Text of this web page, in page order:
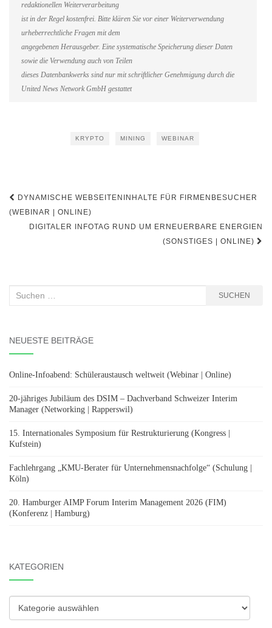
redaktionellen Weiterverarbeitung
ist in der Regel kostenfrei. Bitte klären Sie vor einer Weiterverwendung
urheberrechtliche Fragen mit dem
angegebenen Herausgeber. Eine systematische Speicherung dieser Daten
sowie die Verwendung auch von Teilen
dieses Datenbankwerks sind nur mit schriftlicher Genehmigung durch die
United News Network GmbH gestattet
KRYPTO MINING WEBINAR
Beitragsnavigation
DYNAMISCHE WEBSEITENINHALTE FÜR FIRMENBESUCHER
(WEBINAR | ONLINE)
DIGITALER INFOTAG RUND UM ERNEUERBARE ENERGIEN
(SONSTIGES | ONLINE)
Suchen
SUCHEN
NEUESTE BEITRÄGE
Online-Infoabend: Schüleraustausch weltweit (Webinar | Online)
20-jähriges Jubiläum des DSIM – Dachverband Schweizer Interim
Manager (Networking | Rapperswil)
15. Internationales Symposium für Restrukturierung (Kongress |
Kufstein)
Fachlehrgang „KMU-Berater für Unternehmensnachfolge“ (Schulung |
Köln)
20. Hamburger AIMP Forum Interim Management 2026 (FIM)
(Konferenz | Hamburg)
KATEGORIEN
Kategorien